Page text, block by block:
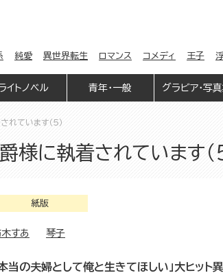
純愛 異世界転生 ロマンス コメディ 王子
イトノベル 青年・一般 グラビア・写
ています（５）
に執着されています（５
紙版
すあ 琴子
本当の夫婦として俺と生きてほしい」大ヒット